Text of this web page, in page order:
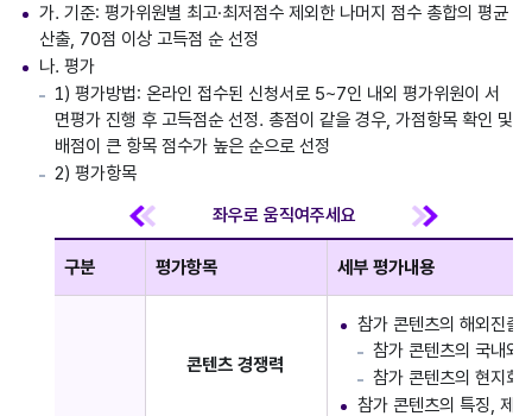
가. 기준: 평가위원별 최고·최저점수 제외한 나머지 점수 총합의 평균
산출, 70점 이상 고득점 순 선정
나. 평가
1) 평가방법: 온라인 접수된 신청서로 5~7인 내외 평가위원이 서
면평가 진행 후 고득점순 선정. 총점이 같을 경우, 가점항목 확인 및
배점이 큰 항목 점수가 높은 순으로 선정
2) 평가항목
구분 평가항목 세부 평가내용
콘텐츠 경쟁력
참가 콘텐츠의 해외진출
참가 콘텐츠의 국내외
참가 콘텐츠의 현지화
참가 콘텐츠의 특징, 제